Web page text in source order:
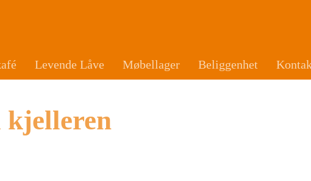
Levende Låve Møbellager Beliggenhet